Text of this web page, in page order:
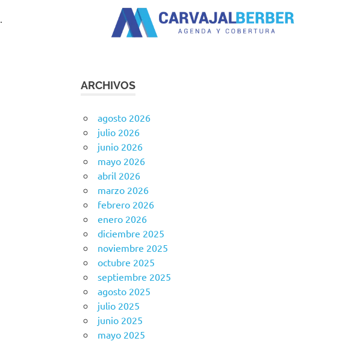
ARCHIVOS
agosto 2026
julio 2026
junio 2026
mayo 2026
abril 2026
marzo 2026
febrero 2026
enero 2026
diciembre 2025
noviembre 2025
octubre 2025
septiembre 2025
agosto 2025
julio 2025
junio 2025
mayo 2025